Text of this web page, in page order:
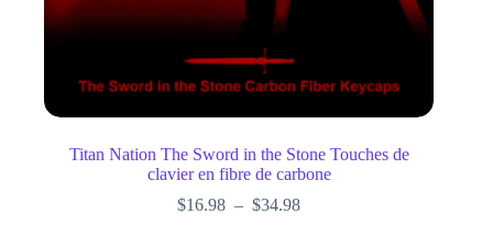
Titan Nation The Sword in the Stone Touches de
clavier en fibre de carbone
$16.98 – $34.98